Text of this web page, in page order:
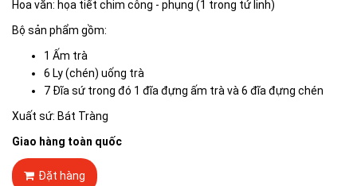
Hoa văn: họa tiết chim công - phụng (1 trong tứ linh)
Bộ sản phẩm gồm:
1 Ấm trà
6 Ly (chén) uống trà
7 Đĩa sứ trong đó 1 đĩa đựng ấm trà và 6 đĩa đựng chén
Xuất sứ: Bát Tràng
Giao hàng toàn quốc
Đặt hàng